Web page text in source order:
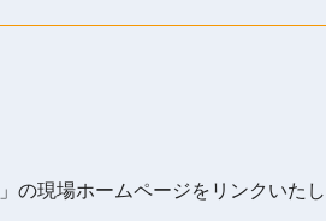
」の現場ホームページをリンクいたし